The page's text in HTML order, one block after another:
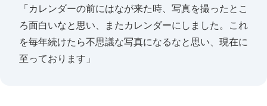
「カレンダーの前にはなが来た時、写真を撮ったとこ
ろ面白いなと思い、またカレンダーにしました。これ
を毎年続けたら不思議な写真になるなと思い、現在に
至っております」